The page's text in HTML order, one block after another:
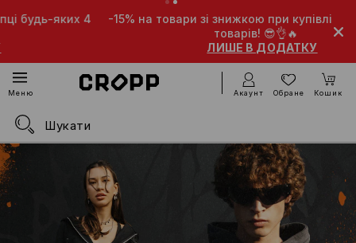
-15% на товари зі знижкою при купівлі будь-яких 5
ЛИШЕ В ДОДАТКУ
Меню Акаунт Обране Кошик